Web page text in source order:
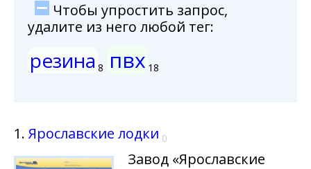
Чтобы упростить запрос,
удалите из него любой тег:
резина 8 пвх 18
1. Ярославские лодки 0
Завод «Ярославские